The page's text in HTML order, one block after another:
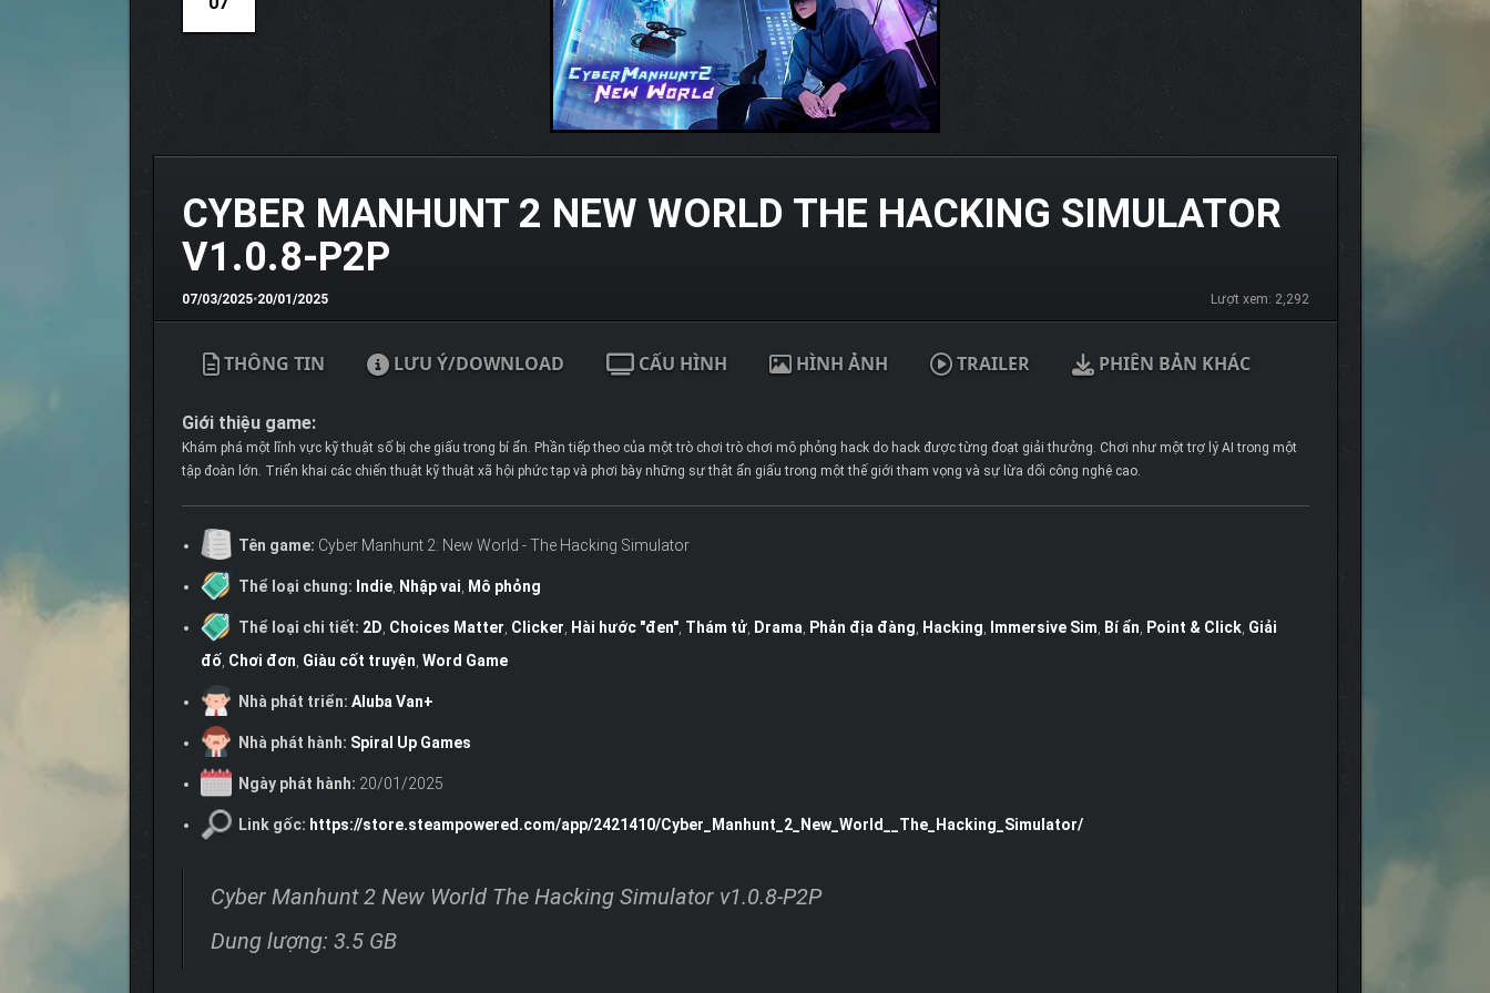
CYBER MANHUNT 2 NEW WORLD THE HACKING SIMULATOR
V1.0.8-P2P
07/03/2025•20/01/2025 Lượt xem: 2,292
THÔNG TIN LƯU Ý/DOWNLOAD CẤU HÌNH HÌNH ẢNH TRAILER PHIÊN BẢN KHÁC
Giới thiệu game:
Khám phá một lĩnh vực kỹ thuật số bị che giấu trong bí ẩn. Phần tiếp theo của một trò chơi trò chơi mô phỏng hack do hack được từng đoạt giải thưởng. Chơi như một trợ lý AI trong một
tập đoàn lớn. Triển khai các chiến thuật kỹ thuật xã hội phức tạp và phơi bày những sự thật ẩn giấu trong một thế giới tham vọng và sự lừa dối công nghệ cao.
Tên game: Cyber Manhunt 2: New World - The Hacking Simulator
Thể loại chung: Indie, Nhập vai Mô phỏng
Thể loại chi tiết: 2D Choices Matter Clicker Hài hước "đen", Thám tử, Drama Phản địa đàng Hacking Immersive Sim Bí ẩn Point & Click, Giải
đố Chơi đơn Giàu cốt truyện Word Game
Nhà phát triển: Aluba Van+
Nhà phát hành: Spiral Up Games
Ngày phát hành: 20/01/2025
Link gốc: https://store.steampowered.com/app/2421410/Cyber_Manhunt_2_New_World__The_Hacking_Simulator/
Cyber Manhunt 2 New World The Hacking Simulator v1.0.8-P2P
Dung lượng: 3.5 GB